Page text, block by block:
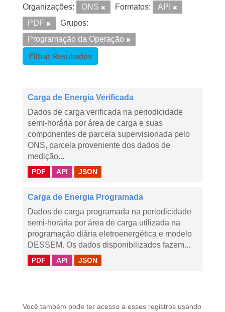
Organizações: ONS Formatos:
API
PDF
Grupos:
Programação da Operação
Filtrar Resultados
Carga de Energia Verificada
Dados de carga verificada na periodicidade
semi-horária por área de carga e suas
componentes de parcela supervisionada pelo
ONS, parcela proveniente dos dados de
medição...
PDF API JSON
Carga de Energia Programada
Dados de carga programada na periodicidade
semi-horária por área de carga utilizada na
programação diária eletroenergética e modelo
DESSEM. Os dados disponibilizados fazem...
PDF API JSON
Você também pode ter acesso a esses registros usando